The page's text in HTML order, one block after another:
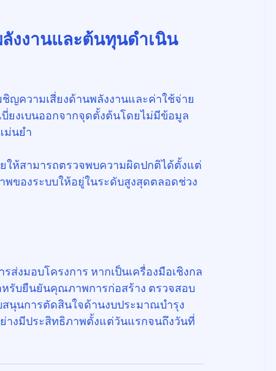
งงานและต้นทุนดำเนิน
ญความเสี่ยงด้านพลังงานและค่าใช้จ่าย
บี่ยงเบนออกจากจุดตั้งต้นโดยไม่มีข้อมูล
ม่นยำ
ให้สามารถตรวจพบความผิดปกติได้ตั้งแต่
ของระบบให้อยู่ในระดับสูงสุดตลอดช่วง
ส่งมอบโครงการ หากเป็นเครื่องมือเชิงกล
รับยืนยันคุณภาพการก่อสร้าง ตรวจสอบ
สนุนการตัดสินใจด้านงบประมาณบำรุง
างมีประสิทธิภาพตั้งแต่วันแรกจนถึงวันที่